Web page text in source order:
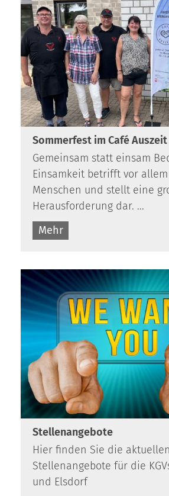
Sommerfest im Café Auszeit
Gemeinsam statt einsam
Einsamkeit betrifft vor
Menschen und stellt eine
Herausforderung dar. ...
Mehr
Stellenangebote
Hier finden Sie die aktuellen
Stellenangebote für die
und Elsdorf